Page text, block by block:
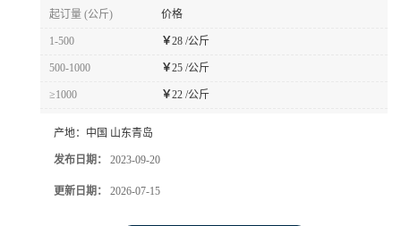
起订量 (公斤) 价格
1-500 ￥28 /公斤
500-1000 ￥25 /公斤
≥1000 ￥22 /公斤
产地： 中国 山东青岛
发布日期： 2023-09-20
更新日期： 2026-07-15